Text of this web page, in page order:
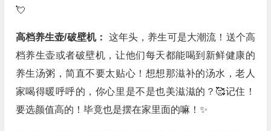
💘
高档养生壶/破壁机： 这年头，养生可是大潮流！送个高
档养生壶或者破壁机，让他们每天都能喝到新鲜健康的
养生汤粥，简直不要太贴心！想想那滋补的汤水，老人
家喝得暖呼呼的，你心里是不是也美滋滋的？🥰记住！
要选颜值高的！毕竟也是摆在家里面的嘛！✨